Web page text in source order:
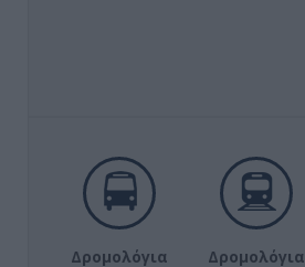
Δρομολόγια
Δρομολόγια